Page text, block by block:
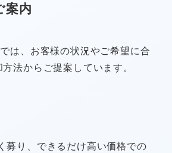
案内
は、お客様の状況やご希望に合
法からご提案しています。
募り、できるだけ高い価格での